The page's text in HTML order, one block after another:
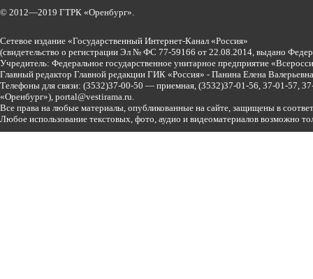
© 2012—2019 ГТРК «Оренбург».
Сетевое издание «Государственный Интернет-Канал «Россия»
(свидетельство о регистрации Эл № ФС 77-59166 от 22.08.2014, выдано
Учредитель: Федеральное государственное унитарное предприятие
Главный редактор Главной редакции ГИК «Россия» - Панина Елена
Телефоны для связи: (3532)37-00-50 — приемная, (3532)37-01-56, 37-01-57,
«Оренбург»), portal@vestirama.ru.
Все права на любые материалы, опубликованные на сайте, защищены в
Любое использование текстовых, фото, аудио и видеоматериалов возможно